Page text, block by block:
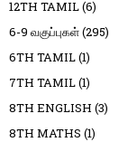
12TH TAMIL(6)
6-9 வகுப்புகள்(295)
6TH TAMIL(1)
7TH TAMIL(1)
8TH ENGLISH (3)
8TH MATHS (1)